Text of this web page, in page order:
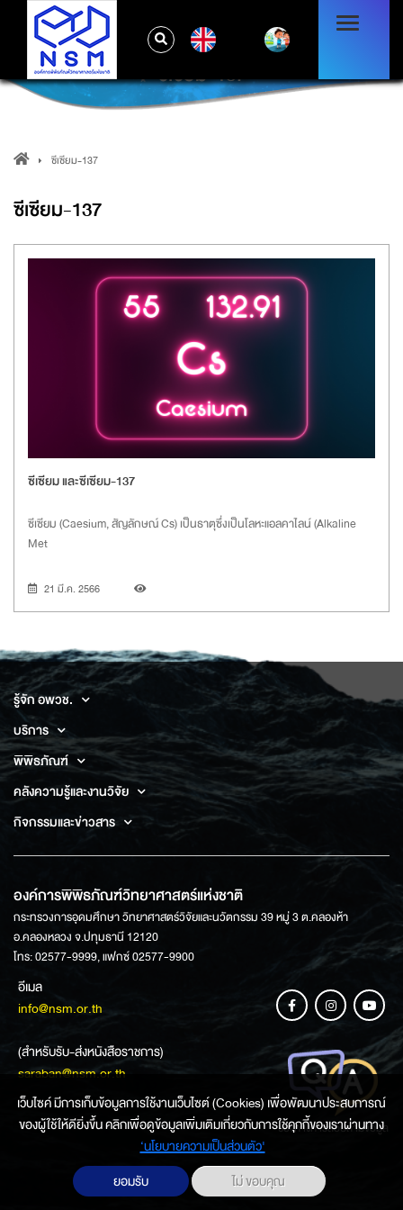
ซีเซียม-137
ซีเซียม-137
ซีเซียม-137
ซีเซียม และซีเซียม-137
ซีเซียม(Caesium, สัญลักษณ์ Cs) เป็นธาตุซึ่งเป็นโลหะแอลคาไลน์ (Alkaline
Met
21 มี.ค. 2566
รู้จัก อพวช.
บริการ
พิพิธภัณฑ์
คลังความรู้และงานวิจัย
กิจกรรมและข่าวสาร
องค์การพิพิธภัณฑ์วิทยาศาสตร์แห่งชาติ
กระทรวงการอุดมศึกษา วิทยาศาสตร์วิจัยและนวัตกรรม 39 หมู่ 3 ต.คลองห้า
อ.คลองหลวง จ.ปทุมธานี 12120
โทร: 02577-9999, แฟกซ์ 02577-9900
อีเมล
info@nsm.or.th
(สำหรับรับ-ส่งหนังสือราชการ)
saraban@nsm.or.th
ช่องทางการสอบถามข้อมูล
เว็บไซค์ มีการเก็บข้อมูลการใช้งานเว็บไซต์ (Cookies) เพื่อพัฒนาประสบการณ์
ของผู้ใช้ให้ดียิ่งขึ้น คลิกเพื่อดูข้อมูลเพิ่มเติมเกี่ยวกับการใช้คุกกี้ของเราผ่านทาง
‘นโยบายความเป็นส่วนตัว'
ยอมรับ
ไม่ ขอบคุณ